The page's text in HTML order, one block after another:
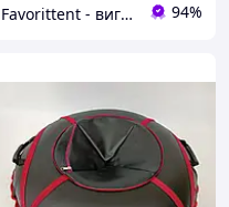
Favorittent - виготовимо безкаркасні меблі, тюбінги, м'які вікна, тенти. 94%